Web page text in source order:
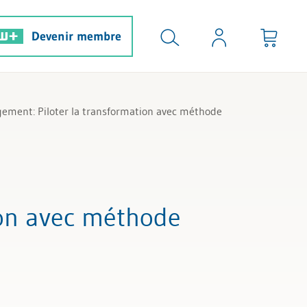
Devenir membre
Piloter la transformation avec méthode
avec méthode